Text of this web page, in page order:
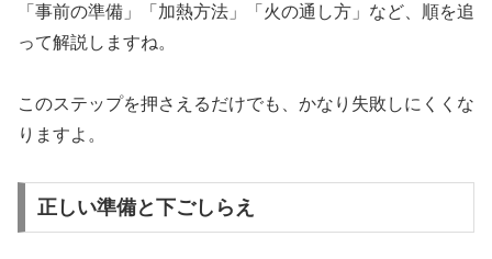
「事前の準備」「加熱方法」「火の通し方」など、順を追
って解説しますね。
このステップを押さえるだけでも、かなり失敗しにくくな
りますよ。
正しい準備と下ごしらえ